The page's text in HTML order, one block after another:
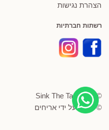
הצהרת נגישות
רשתות חברתיות
© Sink The Tap 2026
© פותח על ידי אריחים